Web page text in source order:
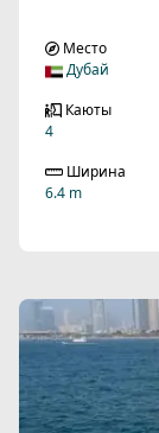
Место
Дубай
Каюты
4
Ширина
6.4 m